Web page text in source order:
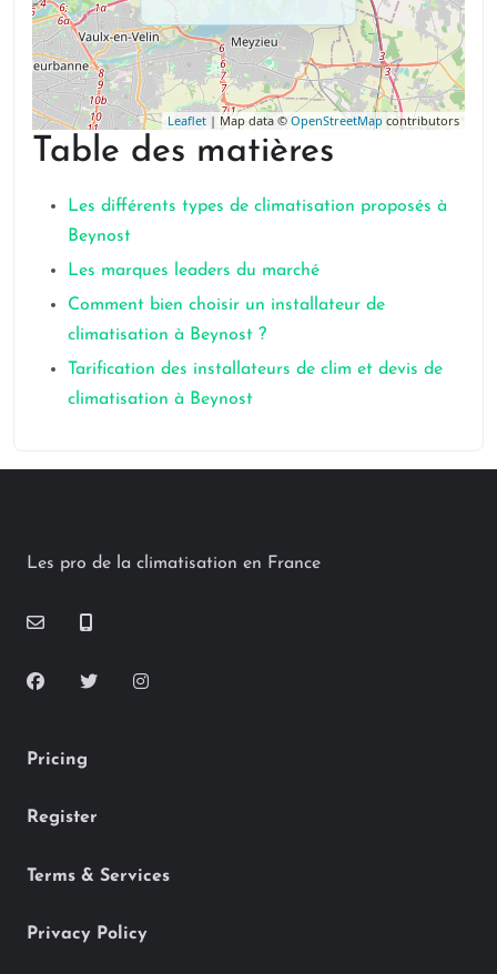
Leaflet | Map data © OpenStreetMap contributors
Table des matières
Les différents types de climatisation proposés à
Beynost
Les marques leaders du marché
Comment bien choisir un installateur de
climatisation à Beynost ?
Tarification des installateurs de clim et devis de
climatisation à Beynost
Les pro de la climatisation en France
Pricing
Register
Terms & Services
Privacy Policy